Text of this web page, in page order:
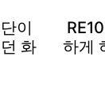
이
화
하게